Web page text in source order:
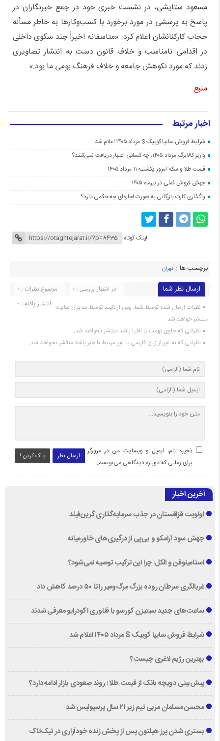
مسعود ستایشی، در نشست خبری خود در جمع خبرنگاران در
پاسخ به پرسشی در مورد برخورد با کسب‌وکارها به خاطر مسأله
حجاب کارکنانشان اعلام کرد: «متاسفانه اخیراً چند سکوی داخلی
در اقدامی نامناسب و خلاف قانون دست به انتشار تصاویری
زدند که مورد نکوهش جامعه و خلاف فرهنگ بومی ما بود.»
منبع
اخبار مرتبط
شرایط فروش سایپا کوییک S مرداد ۱۴۰۵ اعلام شد
واریز کالابرگ مرداد ۱۴۰۵؛ چه کسانی اعتبار دریافت نمی‌کنند؟
قیمت طلا و سکه امروز یکشنبه ۱۱ مرداد ۱۴۰۵
جهش فروش فملی در تیرماه ۱۴۰۵
واگذاری کارت بازرگانی به صورت اجاره‌ای چه حکمی دارد؟
لینک کوتاه
برچسب ها : تهران
ارسال نظر شما مجموع نظرات : 0
در انتظار بررسی : 0
انتشار یافته : 0 نظرات ارسال شده توسط شما، پس از تایید توسط مدیران سایت
منتشر خواهد شد.
نظراتی که حاوی تهمت یا افترا باشد منتشر نخواهد شد.
نظراتی که به غیر از زبان فارسی یا غیر مرتبط با خبر باشد منتشر نخواهد شد.
ارسال نظر پاک کردن !
ذخیره نام، ایمیل و وبسایت من در مرورگر
برای زمانی که دوباره دیدگاهی می‌نویسم.
آخرین اخبار
اولویت قزاقستان در جذب سرمایه‌گذاری گرین‌فیلد
جهش سود آرامکو و بی‌پی از درگیری‌های خاورمیانه
استامینوفن و الکل؛ چرا این ترکیب توصیه نمی‌شود؟
غربالگری سرطان روده بزرگ مرگ‌ومیر را تا ۵۰ درصد کاهش داد
ساعت‌های جدید سیتیزن کورسو با فناوری اکودرایو معرفی شدند
شرایط فروش سایپا کوییک S مرداد ۱۴۰۵ اعلام شد
بهترین رژیم لاغری چیست؟
پیش‌بینی دویچه‌ بانک از قیمت طلا ؛ روند صعودی بازار ادامه دارد؟
محسن مسلمان مربی تیم زیر ۲۱ سال پرسپولیس شد
بستری شدن پرز هیلتون پس از پخش زنده خودآزاری در تیک‌تاک